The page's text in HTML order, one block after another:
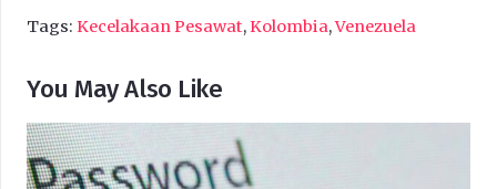
Tags: Kecelakaan Pesawat,Kolombia,Venezuela
You May Also Like